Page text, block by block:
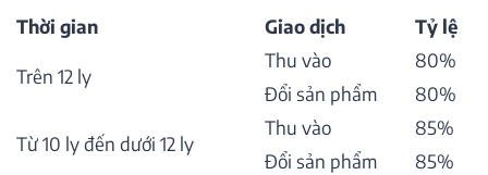
Thời gian Giao dịch Tỷ lệ
Trên 12 ly
Thu vào
80%
Đổi sản phẩm
80%
Từ 10 ly đến dưới 12 ly
Thu vào
85%
Đổi sản phẩm
85%